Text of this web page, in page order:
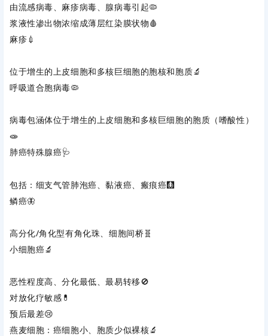
由流感病毒、麻疹病毒、腺病毒引起🦠
浆液性渗出物浓缩成薄层红染膜状物🩸
麻疹‌💉
位于增生的上皮细胞和多核巨细胞的胞核和胞质🔬
呼吸道合胞病毒‌🦠
病毒包涵体位于增生的上皮细胞和多核巨细胞的胞质（嗜酸性）
🧫
肺癌特殊腺癌‌🩺
包括：细支气管肺泡癌、黏液癌、瘢痕癌🩻
鳞癌‌🦋
高分化/角化型有角化珠、细胞间桥🧬
小细胞癌‌🔬
恶性程度高、分化最低、最易转移🚫
对放化疗敏感💊
预后最差😢
燕麦细胞：癌细胞小、胞质少似裸核🔬